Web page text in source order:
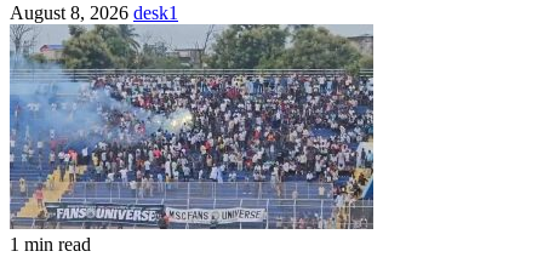
August 8, 2026 desk1
1 min read